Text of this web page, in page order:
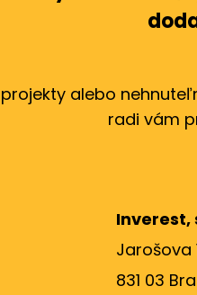
alebo
radi vám
Inverest,
Jarošova
831 03